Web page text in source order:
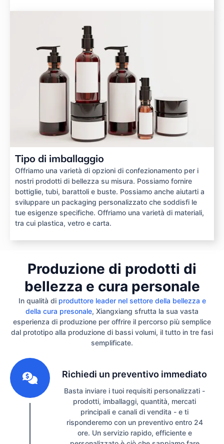
Tipo di imballaggio
Offriamo una varietà di opzioni di confezionamento per i
nostri prodotti di bellezza su misura. Possiamo fornire
bottiglie, tubi, barattoli e buste. Possiamo anche aiutarti a
sviluppare un packaging personalizzato che soddisfi le
tue esigenze specifiche. Offriamo una varietà di materiali,
tra cui plastica, vetro e carta.
Produzione di prodotti di
bellezza e cura personale
In qualità di produttore leader nel settore della bellezza e
della cura presonale, Xiangxiang sfrutta la sua vasta
esperienza di produzione per offrire il percorso più semplice
dal prototipo alla produzione di bassi volumi, il tutto in tre fasi
semplificate.
Richiedi un preventivo immediato
Basta inviare i tuoi requisiti personalizzati -
prodotti, imballaggi, quantità, mercati
principali e canali di vendita - e ti
risponderemo con un preventivo entro 24
ore. Un servizio rapido, efficiente e